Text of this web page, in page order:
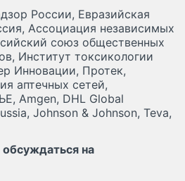
России, Евразийская
Ассоциация независимых
союз общественных
Институт токсикологии
Инновации, Протек,
аптечных сетей,
Amgen, DHL Global
Johnson & Johnson, Teva,
на